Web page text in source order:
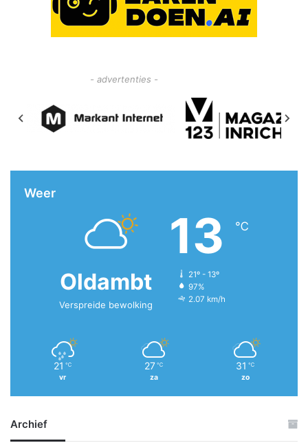
- advertenties -
Weer
Oldambt
Verspreide bewolking
13 ℃
21º - 13º
97%
2.07 km/h
21 ℃
vr
27 ℃
za
31 ℃
zo
Archief